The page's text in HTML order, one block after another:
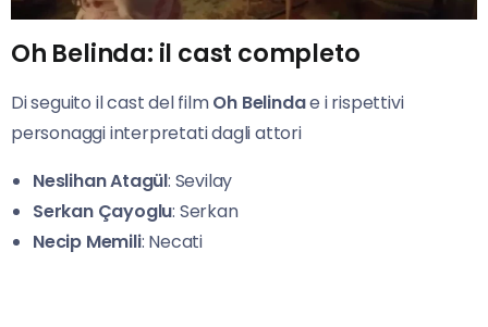
Oh Belinda: il cast completo
Di seguito il cast del filmOh Belindae i rispettivi
personaggi interpretati dagli attori
Neslihan Atagül: Sevilay
Serkan Çayoglu: Serkan
Necip Memili: Necati